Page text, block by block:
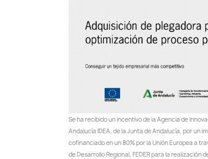
Se ha recibido un incentivo de la Agencia de
Andalucía IDEA, de la Junta de Andalucía, por un
cofinanciado en un 80% por la Unión Europea a
de Desarrollo Regional, FEDER para la realización